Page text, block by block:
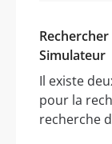
Simulateur
Il existe
pour la
recherche